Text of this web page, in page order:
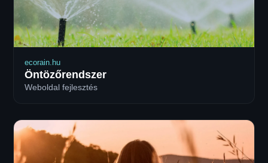
ecorain.hu
Öntözőrendszer
Weboldal fejlesztés